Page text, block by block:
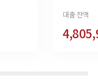
대출 잔액